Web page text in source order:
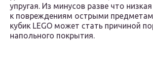
упругая. Из минусов разве что
к повреждениям острыми
кубик LEGO может стать причиной
напольного покрытия.